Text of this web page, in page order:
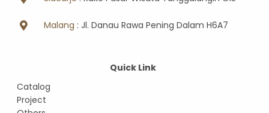
Malang : Jl. Danau Rawa Pening Dalam H6A7
Quick Link
Catalog
Project